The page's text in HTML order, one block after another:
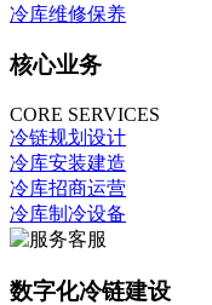
冷库维修保养
核心业务
CORE SERVICES
冷链规划设计
冷库安装建造
冷库招商运营
冷库制冷设备
数字化冷链建设